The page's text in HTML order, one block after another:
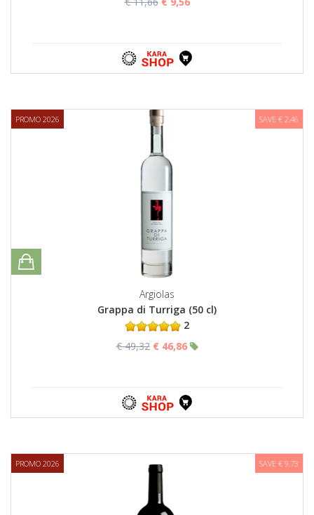
PROMO 2026 SAVE € 2,46
Argiolas
Grappa di Turriga (50 cl)
2
€ 49,32 € 46,86
PROMO 2026 SAVE € 9,73